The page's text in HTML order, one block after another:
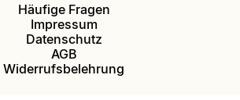
Häufige Fragen
Impressum
Datenschutz
AGB
Widerrufsbelehrung